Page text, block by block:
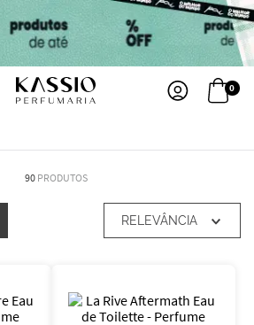
0
90 PRODUTOS
RELEVÂNCIA